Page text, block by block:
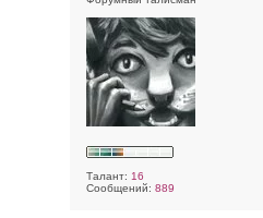
Талант: 16
Сообщений: 889